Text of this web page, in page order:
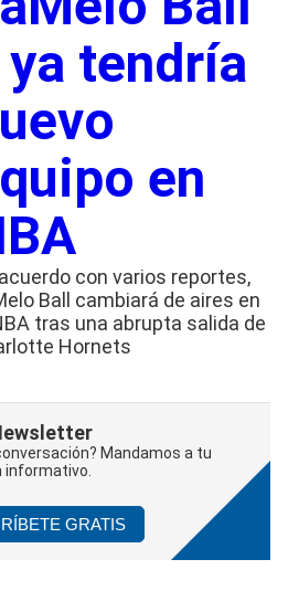
tendría
en
con varios reportes,
Ball cambiará de aires en
tras una abrupta salida de
Hornets
Mandamos a tu
informativo.
GRATIS